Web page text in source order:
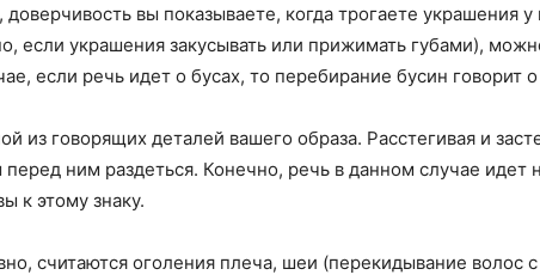
вы показываете, когда трогаете украшения
если украшения закусывать или прижимать губами),
если речь идет о бусах, то перебирание бусин
из говорящих деталей вашего образа. Расстегивая и
ним раздеться. Конечно, речь в данном случае
к этому знаку.
считаются оголения плеча, шеи (перекидывание